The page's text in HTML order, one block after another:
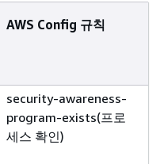
AWS Config 규칙
security-awareness-
program-exists(프로
세스 확인)